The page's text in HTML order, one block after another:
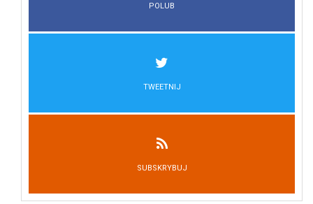
POLUB
TWEETNIJ
SUBSKRYBUJ